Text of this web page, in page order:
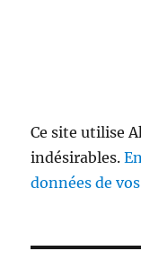
Ce site utilise
indésirables.
données de